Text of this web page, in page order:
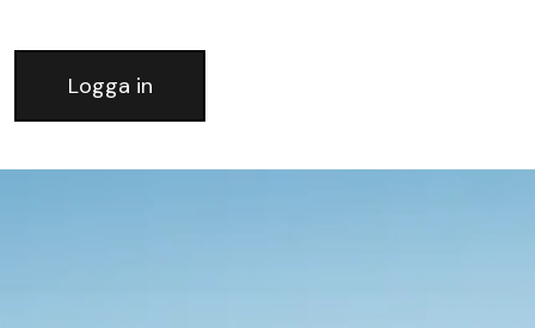
Logga in